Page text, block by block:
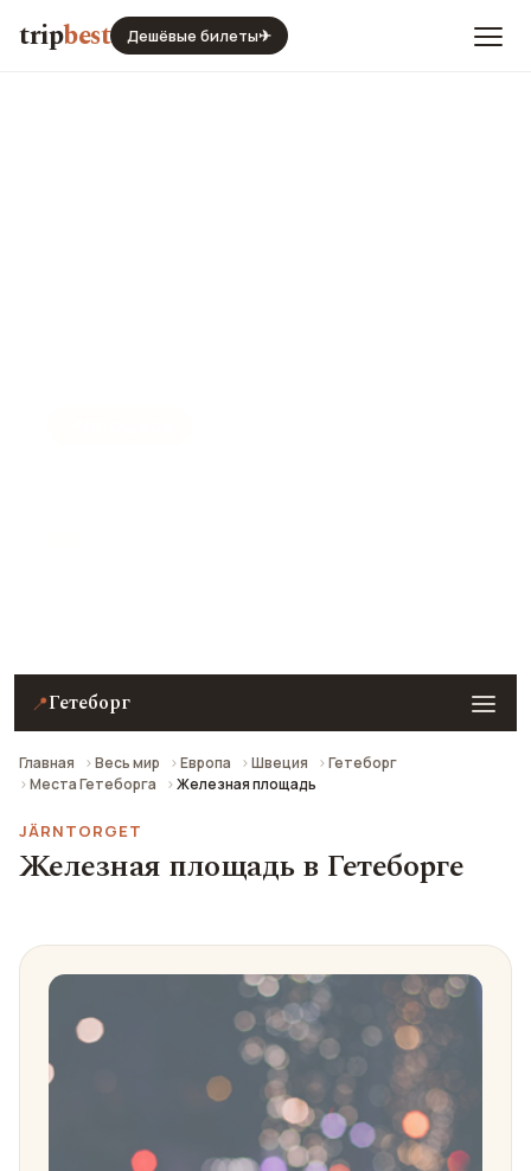
tripbest Дешёвые билеты✈
📍Гетеборг
Главная Весь мир Европа Швеция
Гетеборг
Места Гетеборга
Железная площадь
JÄRNTORGET
Железная площадь в Гетеборге